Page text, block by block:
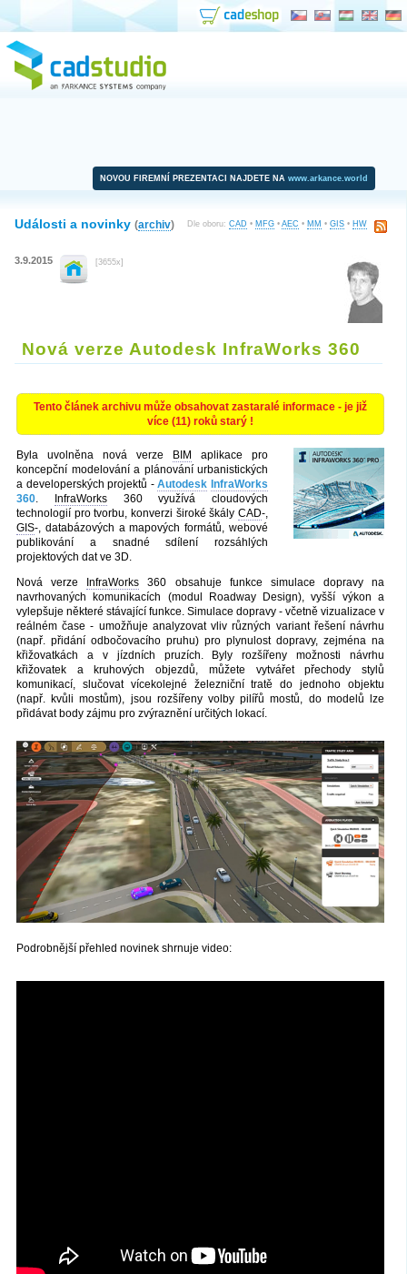
NOVOU FIREMNÍ PREZENTACI NAJDETE NA www.arkance.world
Dle oboru: CAD • MFG • AEC • MM • GIS • HW
Události a novinky (archiv)
3.9.2015 [3655x]
Nová verze Autodesk InfraWorks 360
Tento článek archivu může obsahovat zastaralé informace - je již
více (11) roků starý !
Byla uvolněna nová verze BIM
aplikace pro
koncepční modelování a plánování urbanistických
a developerských projektů -Autodesk InfraWorks
360. InfraWorks360 využívá cloudových
technologií pro tvorbu, konverzi široké škály CAD-,
GIS-, databázových a mapových formátů, webové
publikování a snadné sdílení rozsáhlých
projektových dat ve 3D.
Nová verze
InfraWorks 360 obsahuje funkce simulace dopravy na
navrhovaných komunikacích (modul Roadway Design), vyšší výkon a
vylepšuje některé stávající funkce. Simulace dopravy - včetně vizualizace v
reálném čase - umožňuje analyzovat vliv různých variant řešení návrhu
(např. přidání odbočovacího pruhu) pro plynulost dopravy, zejména na
křižovatkách a v jízdních pruzích. Byly rozšířeny možnosti návrhu
křižovatek a kruhových objezdů, můžete vytvářet přechody stylů
komunikací, slučovat vícekolejné železniční tratě do jednoho objektu
(např. kvůli mostům), jsou rozšířeny volby pilířů mostů, do modelů lze
přidávat body zájmu pro zvýraznění určitých lokací.
Podrobnější přehled novinek shrnuje video: